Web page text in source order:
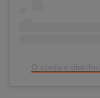
O postare